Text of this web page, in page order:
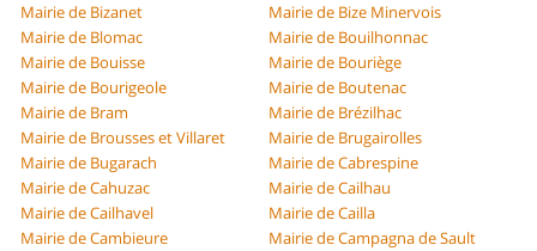
Mairie de Bizanet
Mairie de Bize Minervois
Mairie de Blomac
Mairie de Bouilhonnac
Mairie de Bouisse
Mairie de Bouriège
Mairie de Bourigeole
Mairie de Boutenac
Mairie de Bram
Mairie de Brézilhac
Mairie de Brousses et Villaret
Mairie de Brugairolles
Mairie de Bugarach
Mairie de Cabrespine
Mairie de Cahuzac
Mairie de Cailhau
Mairie de Cailhavel
Mairie de Cailla
Mairie de Cambieure
Mairie de Campagna de Sault